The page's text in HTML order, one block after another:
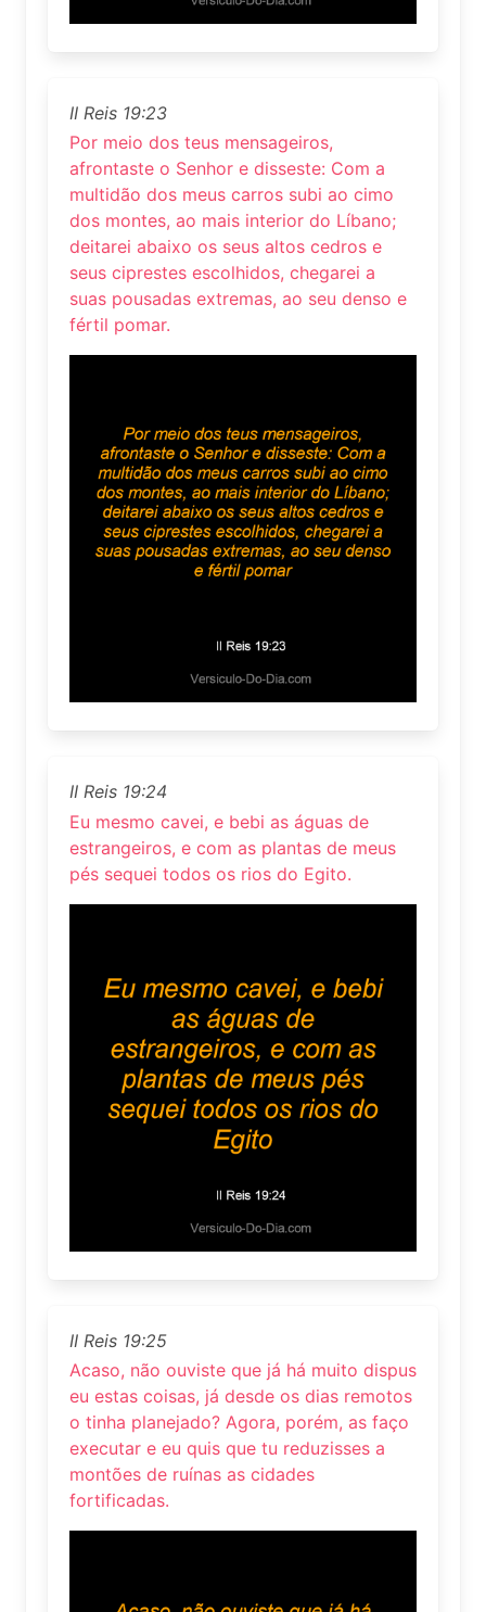
II Reis 19:23
Por meio dos teus mensageiros,
afrontaste o Senhor e disseste: Com a
multidão dos meus carros subi ao cimo
dos montes, ao mais interior do Líbano;
deitarei abaixo os seus altos cedros e
seus ciprestes escolhidos, chegarei a
suas pousadas extremas, ao seu denso e
fértil pomar.
II Reis 19:24
Eu mesmo cavei, e bebi as águas de
estrangeiros, e com as plantas de meus
pés sequei todos os rios do Egito.
II Reis 19:25
Acaso, não ouviste que já há muito dispus
eu estas coisas, já desde os dias remotos
o tinha planejado? Agora, porém, as faço
executar e eu quis que tu reduzisses a
montões de ruínas as cidades
fortificadas.